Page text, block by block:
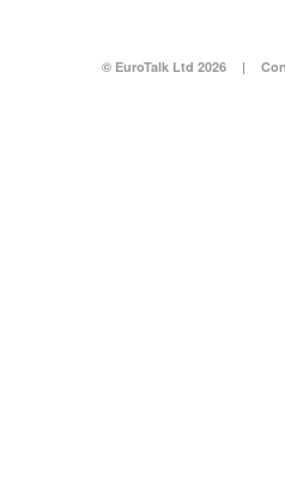
© EuroTalk Ltd 2026 |